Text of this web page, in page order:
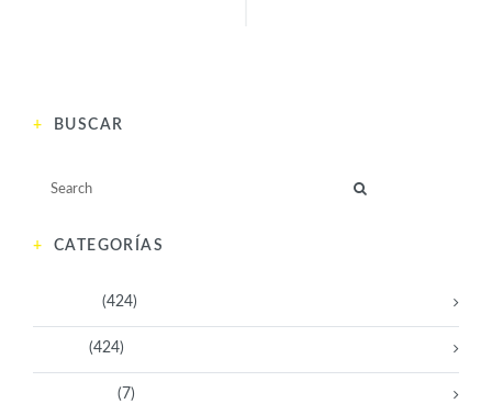
BUSCAR
CATEGORÍAS
(424)
(424)
(7)